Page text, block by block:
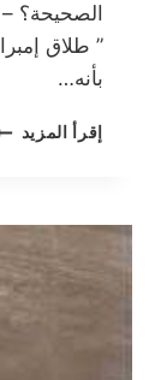
الصحيحة؟
” طلاق
بأنه…
إقرأ المزيد